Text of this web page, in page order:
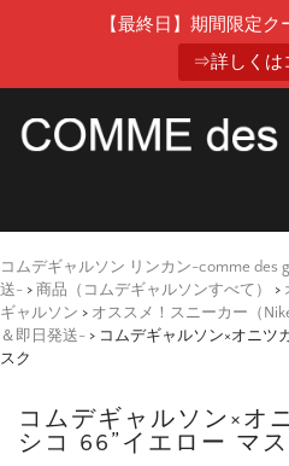
【最終日】期間限定
⇒詳しくは
コムデギャルソン リンカン-comme des
送- > 商品（コムデギャルソンすべて） >
ギャルソン > オススメ！スニーカー（
＆即日発送- > コムデギャルソン×オニツ
スク
コムデギャルソン×オ
シコ 66”イエロー マス